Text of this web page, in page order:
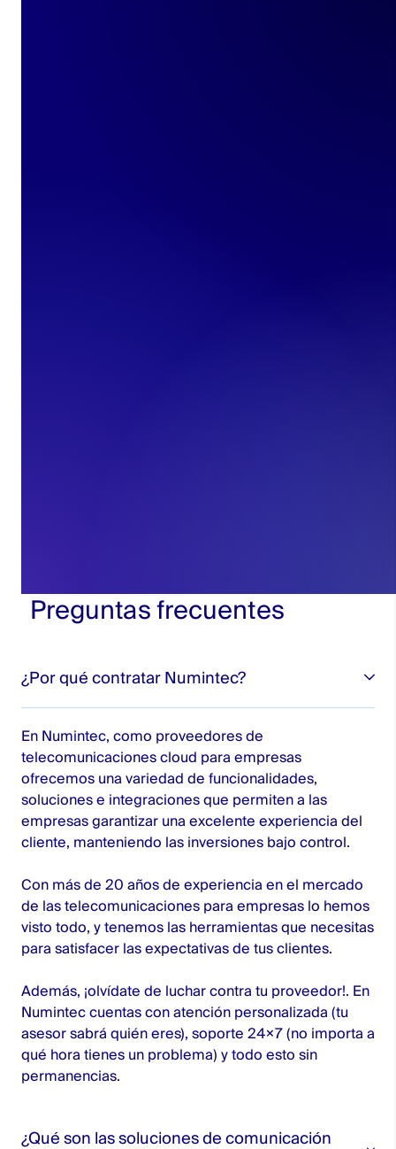
Preguntas frecuentes
¿Por qué contratar Numintec?
En Numintec, como proveedores de
telecomunicaciones cloud para empresas
ofrecemos una variedad de funcionalidades,
soluciones e integraciones que permiten a las
empresas garantizar una excelente experiencia del
cliente, manteniendo las inversiones bajo control.
Con más de 20 años de experiencia en el mercado
de las telecomunicaciones para empresas lo hemos
visto todo, y tenemos las herramientas que necesitas
para satisfacer las expectativas de tus clientes.
Además, ¡olvídate de luchar contra tu proveedor!. En
Numintec cuentas con atención personalizada (tu
asesor sabrá quién eres), soporte 24×7 (no importa a
qué hora tienes un problema) y todo esto sin
permanencias.
¿Qué son las soluciones de comunicación